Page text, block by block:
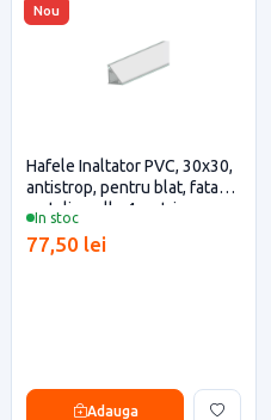
Nou
In stoc
Hafele Inaltator PVC, 30x30,
antistrop, pentru blat, fata
metalica, alb, 4 metri
77,50 lei
Adauga